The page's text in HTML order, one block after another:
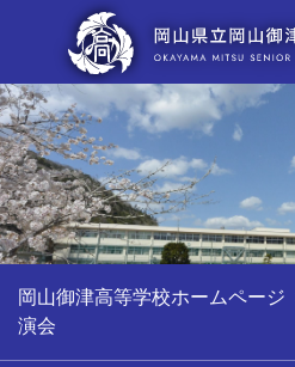
岡山御津高等学校ホームページ
演会